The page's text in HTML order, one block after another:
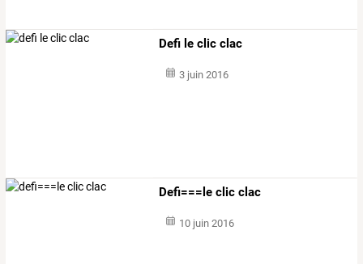
Defi le clic clac
3 juin 2016
Defi===le clic clac
10 juin 2016